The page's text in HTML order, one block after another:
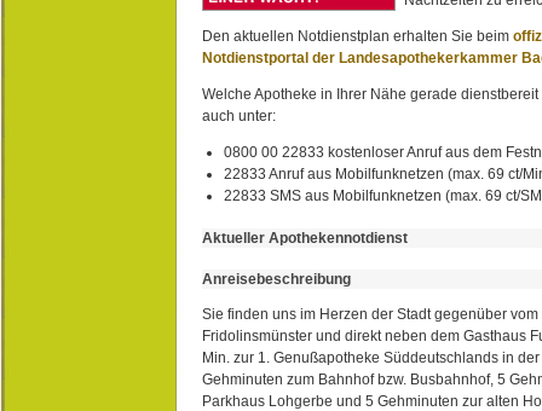
Den aktuellen Notdienstplan erhalten Sie beim
Notdienstportal der Landesapothekerkammer
Welche Apotheke in Ihrer Nähe gerade
auch unter:
0800 00 22833 kostenloser Anruf aus dem
22833 Anruf aus Mobilfunknetzen (max. 69 ct/
22833 SMS aus Mobilfunknetzen (max. 69 ct/
Aktueller Apothekennotdienst
Anreisebeschreibung
Sie finden uns im Herzen der Stadt gegenüber
Fridolinsmünster und direkt neben dem Gasthaus
Min. zur 1. Genußapotheke Süddeutschlands in
Gehminuten zum Bahnhof bzw. Busbahnhof, 5
Parkhaus Lohgerbe und 5 Gehminuten zur alten